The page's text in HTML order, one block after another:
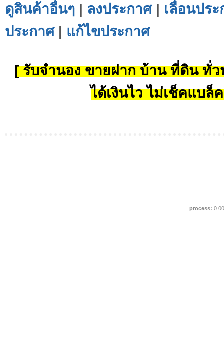
ดูสินค้าอื่นๆ | ลงประกาศ| เลื่อนปร
ประกาศ| แก้ไขประกาศ
[ รับจำนอง ขายฝาก บ้าน ที่ดิน ทั่ว
ได้เงินไว ไม่เช็คแบล็
process: